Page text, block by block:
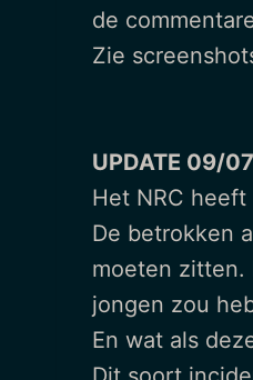
de
Zie
UPDATE 09/
Het NRC heeft
De betrokken
moeten zitten.
jongen zou
En wat als